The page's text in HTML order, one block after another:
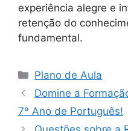
experiência alegre e
retenção do
fundamental.
Categorias
Plano de Aula
Domine a
7º Ano de Português!